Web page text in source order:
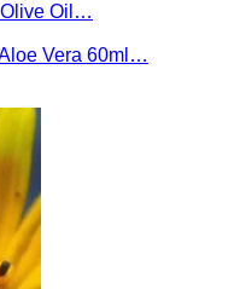
Olive Oil…
Vera 60ml…